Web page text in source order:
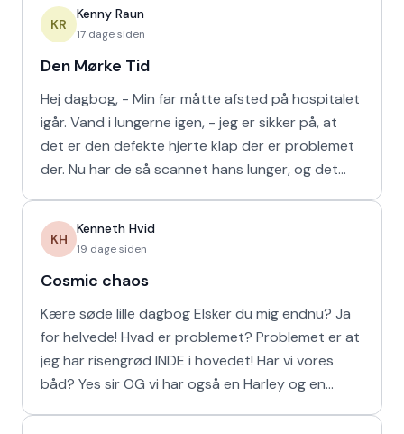
KR
Kenny Raun
17 dage siden
Den Mørke Tid
Hej dagbog, - Min far måtte afsted på hospitalet
igår. Vand i lungerne igen, - jeg er sikker på, at
det er den defekte hjerte klap der er problemet
der. Nu har de så scannet hans lunger, og det
KH
Kenneth Hvid
19 dage siden
Cosmic chaos
Kære søde lille dagbog Elsker du mig endnu? Ja
for helvede! Hvad er problemet? Problemet er at
jeg har risengrød INDE i hovedet! Har vi vores
båd? Yes sir OG vi har også en Harley og en